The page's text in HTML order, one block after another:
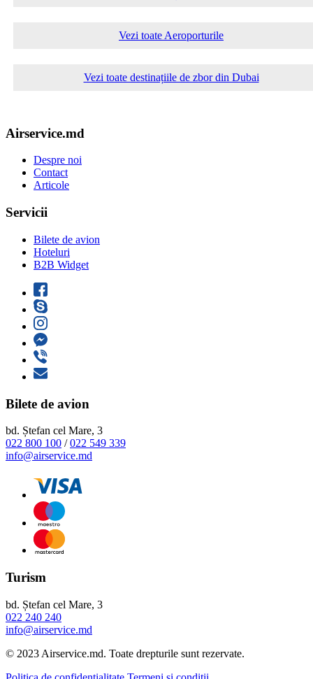
Vezi toate Aeroporturile
Vezi toate destinațiile de zbor din Dubai
Airservice.md
Despre noi
Contact
Articole
Servicii
Bilete de avion
Hoteluri
B2B Widget
Bilete de avion
bd. Ștefan cel Mare, 3
022 800 100 /022 549 339
info@airservice.md
Turism
bd. Ștefan cel Mare, 3
022 240 240
info@airservice.md
© 2023 Airservice.md. Toate drepturile sunt rezervate.